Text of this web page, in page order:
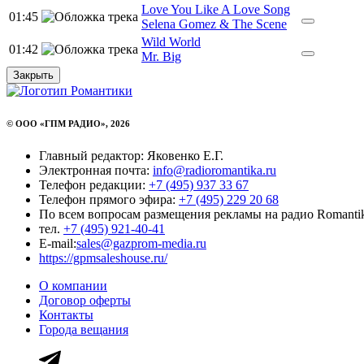
01:45
Love You Like A Love Song
Selena Gomez & The Scene
01:42
Wild World
Mr. Big
Закрыть
© ООО «ГПМ РАДИО», 2026
Главный редактор: Яковенко Е.Г.
Электронная почта: info@radioromantika.ru
Телефон редакции: +7 (495) 937 33 67
Телефон прямого эфира: +7 (495) 229 20 68
По всем вопросам размещения рекламы на радио
тел. +7 (495) 921-40-41
E-mail:sales@gazprom-media.ru
https://gpmsaleshouse.ru/
О компании
Договор оферты
Контакты
Города вещания